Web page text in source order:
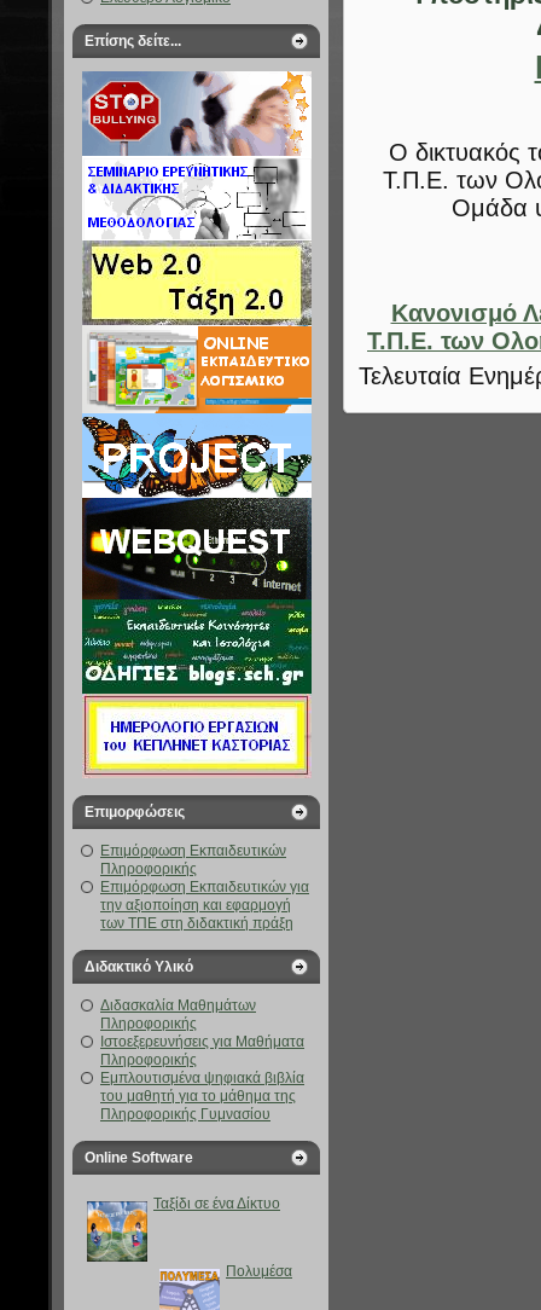
Επίσης δείτε...
Επιμορφώσεις
Επιμόρφωση Εκπαιδευτικών
Πληροφορικής
Επιμόρφωση Εκπαιδευτικών για
την αξιοποίηση και εφαρμογή
των ΤΠΕ στη διδακτική πράξη
Διδακτικό Υλικό
Διδασκαλία Μαθημάτων
Πληροφορικής
Ιστοεξερευνήσεις για Μαθήματα
Πληροφορικής
Eμπλουτισμένα ψηφιακά βιβλία
του μαθητή για το μάθημα της
Πληροφορικής Γυμνασίου
Online Software
Ταξίδι σε ένα Δίκτυο
Πολυμέσα
Ο δικτυακός
Τ.Π.Ε. των
Ομάδα
Κανονισμό
Τ.Π.Ε. των
Τελευταία